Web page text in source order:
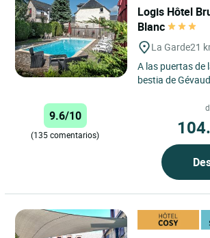
Logis Hôtel
Blanc
La Garde21
A las puertas de
bestia de
Logis Hôtel du...
9.6/10
(135 comentarios)